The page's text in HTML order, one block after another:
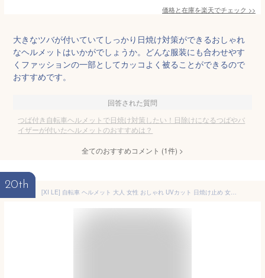
価格と在庫を楽天でチェック >>
大きなツバが付いていてしっかり日焼け対策ができるおしゃれ
なヘルメットはいかがでしょうか。どんな服装にも合わせやす
くファッションの一部としてカッコよく被ることができるので
おすすめです。
回答された質問
つば付き自転車ヘルメットで日焼け対策したい！日除けになるつばやバ
イザーが付いたヘルメットのおすすめは？
全てのおすすめコメント (1件) >
20th
[XI LE] 自転車 ヘルメット 大人 女性 おしゃれ UVカット 日焼け止め 女性用自転車ヘルメット 軽量 かわいい 帽子型 ハット型 通気性 (ネイビー)